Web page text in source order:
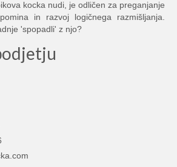
kocka nudi, je odličen za preganjanje
in razvoj logičnega razmišljanja.
'spopadli' z njo?